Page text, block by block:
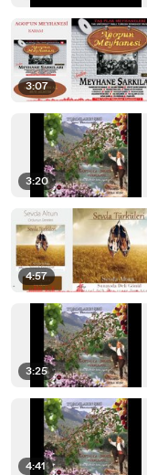
3:07
3:20
4:57
3:25
4:41